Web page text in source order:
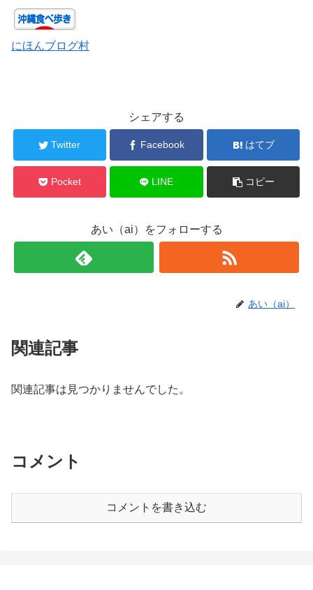
にほんブログ村
シェアする
Twitter Facebook はてブ
Pocket LINE コピー
あい（ai）をフォローする
あい（ai）
関連記事
関連記事は見つかりませんでした。
コメント
コメントを書き込む